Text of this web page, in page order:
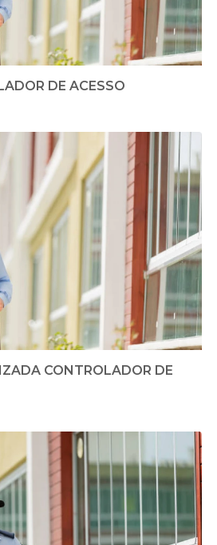
DE ACESSO
CONTROLADOR DE